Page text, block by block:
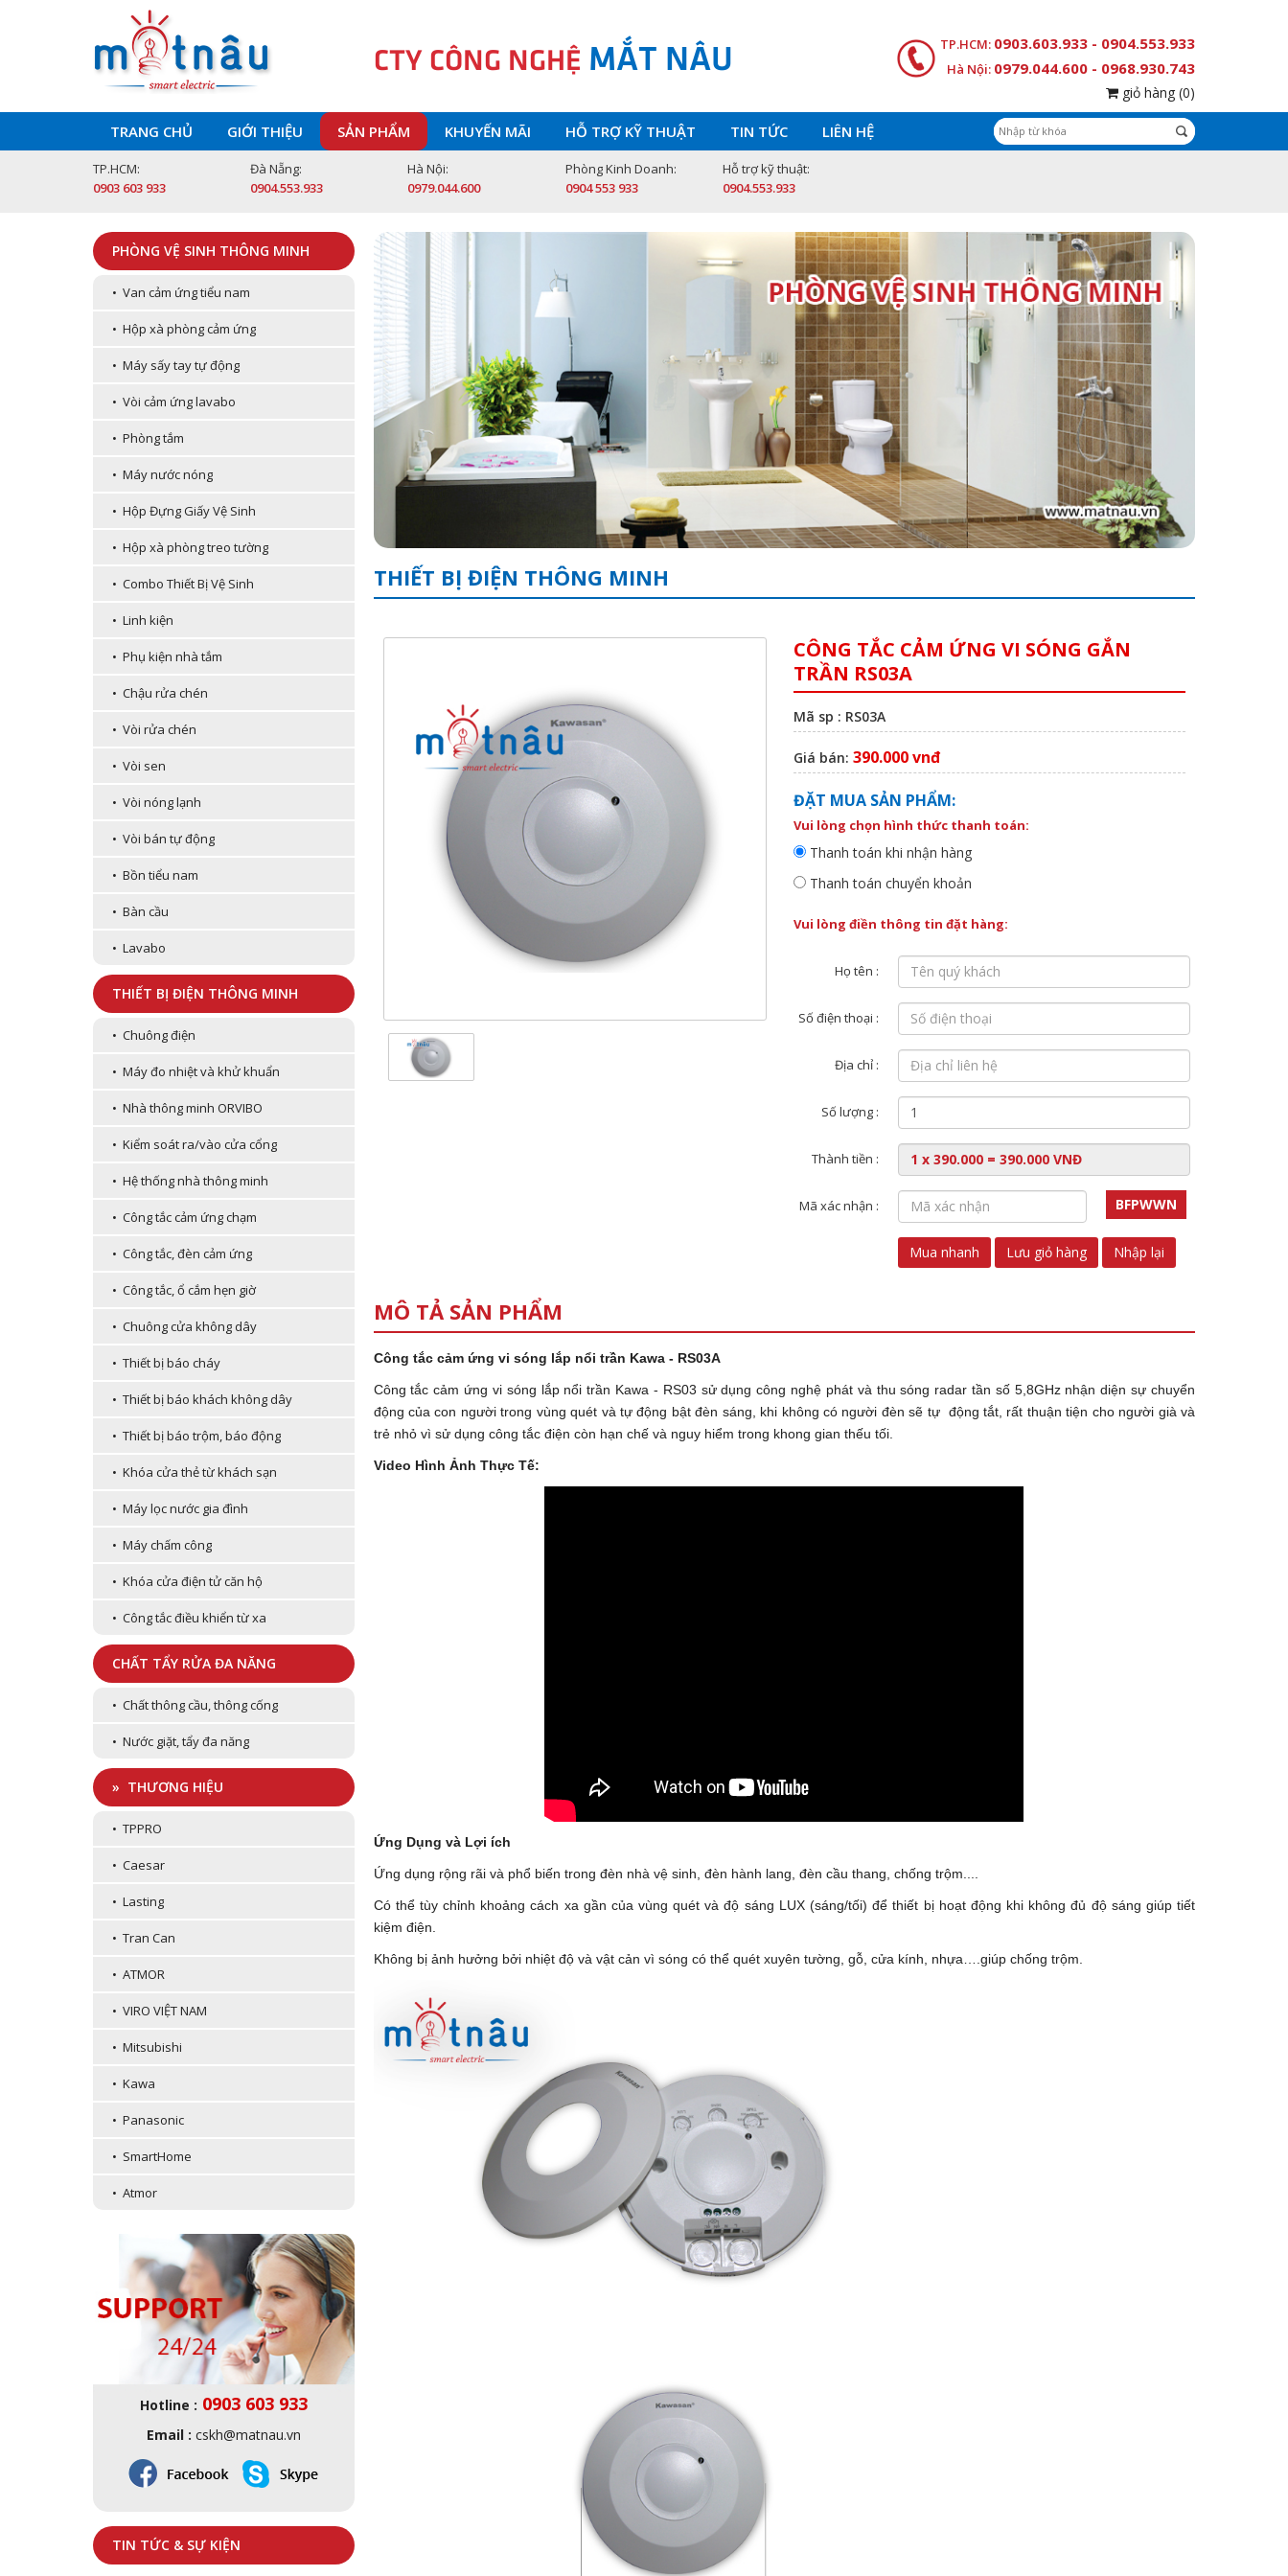
CTY CÔNG NGHỆ MẮT NÂU TP.HCM: 0903.603.933 - 0904.553.933
Hà Nội: 0979.044.600 - 0968.930.743
giỏ hàng (0)
TRANG CHỦ GIỚI THIỆU SẢN PHẨM KHUYẾN MÃI HỖ TRỢ KỸ THUẬT TIN TỨC LIÊN HỆ
TP.HCM:
0903 603 933
Đà Nẵng:
0904.553.933
Hà Nội:
0979.044.600
Phòng Kinh Doanh:
0904 553 933
Hỗ trợ kỹ thuật:
0904.553.933
PHÒNG VỆ SINH THÔNG MINH
• Van cảm ứng tiểu nam
• Hộp xà phòng cảm ứng
• Máy sấy tay tự động
• Vòi cảm ứng lavabo
• Phòng tắm
• Máy nước nóng
• Hộp Đựng Giấy Vệ Sinh
• Hộp xà phòng treo tường
• Combo Thiết Bị Vệ Sinh
• Linh kiện
• Phụ kiện nhà tắm
• Chậu rửa chén
• Vòi rửa chén
• Vòi sen
• Vòi nóng lạnh
• Vòi bán tự động
• Bồn tiểu nam
• Bàn cầu
• Lavabo
THIẾT BỊ ĐIỆN THÔNG MINH
• Chuông điện
• Máy đo nhiệt và khử khuẩn
• Nhà thông minh ORVIBO
• Kiểm soát ra/vào cửa cổng
• Hệ thống nhà thông minh
• Công tắc cảm ứng chạm
• Công tắc, đèn cảm ứng
• Công tắc, ổ cắm hẹn giờ
• Chuông cửa không dây
• Thiết bị báo cháy
• Thiết bị báo khách không dây
• Thiết bị báo trộm, báo động
• Khóa cửa thẻ từ khách sạn
• Máy lọc nước gia đình
• Máy chấm công
• Khóa cửa điện tử căn hộ
• Công tắc điều khiển từ xa
CHẤT TẨY RỬA ĐA NĂNG
• Chất thông cầu, thông cống
• Nước giặt, tẩy đa năng
» THƯƠNG HIỆU
• TPPRO
• Caesar
• Lasting
• Tran Can
• ATMOR
• VIRO VIỆT NAM
• Mitsubishi
• Kawa
• Panasonic
• SmartHome
• Atmor
Hotline : 0903 603 933
Email : cskh@matnau.vn
TIN TỨC & SỰ KIỆN
THIẾT BỊ ĐIỆN THÔNG MINH
CÔNG TẮC CẢM ỨNG VI SÓNG GẮN
TRẦN RS03A
Mã sp : RS03A
Giá bán:390.000 vnđ
ĐẶT MUA SẢN PHẨM:
Vui lòng chọn hình thức thanh toán:
Thanh toán khi nhận hàng
Thanh toán chuyển khoản
Vui lòng điền thông tin đặt hàng:
Họ tên :
Số điện thoại :
Địa chỉ :
Số lượng :
Thành tiền :
Mã xác nhận : BFPWWN
Mua nhanh Lưu giỏ hàng Nhập lại
MÔ TẢ SẢN PHẨM
Công tắc cảm ứng vi sóng lắp nổi trần Kawa - RS03A
Công tắc cảm ứng vi sóng lắp nổi trần Kawa - RS03 sử dụng công nghệ phát và thu sóng radar tần số 5,8GHz nhận diện sự chuyển
động của con người trong vùng quét và tự động bật đèn sáng, khi không có người đèn sẽ tự động tắt, rất thuận tiện cho người già và
trẻ nhỏ vì sử dụng công tắc điện còn hạn chế và nguy hiểm trong khong gian thếu tối.
Video Hình Ảnh Thực Tế:
Ứng Dụng và Lợi ích
Ứng dụng rộng rãi và phổ biến trong đèn nhà vệ sinh, đèn hành lang, đèn cầu thang, chống trộm....
Có thể tùy chỉnh khoảng cách xa gần của vùng quét và độ sáng LUX (sáng/tối) để thiết bị hoạt động khi không đủ độ sáng giúp tiết
kiệm điện.
Không bị ảnh hưởng bởi nhiệt độ và vật cản vì sóng có thể quét xuyên tường, gỗ, cửa kính, nhựa….giúp chống trộm.